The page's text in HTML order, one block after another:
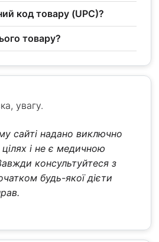
код товару (UPC)?
товару?
увагу.
сайті надано виключно
і не є медичною
консультуйтеся з
будь-якої дієти